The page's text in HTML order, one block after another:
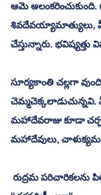
ఆమె అలంకరించుకుంది.
శివదేవయ్యామాత్యులు,
చేస్తున్నారు. భవిష్యత్తు
సూర్యకాంతి చల్లగా
చెమ్మచెక్కలాడుచున్నవి.
మహాదేవరాజు కూడా
మహాదేవులు,
రుద్రమ పరిచారికలను